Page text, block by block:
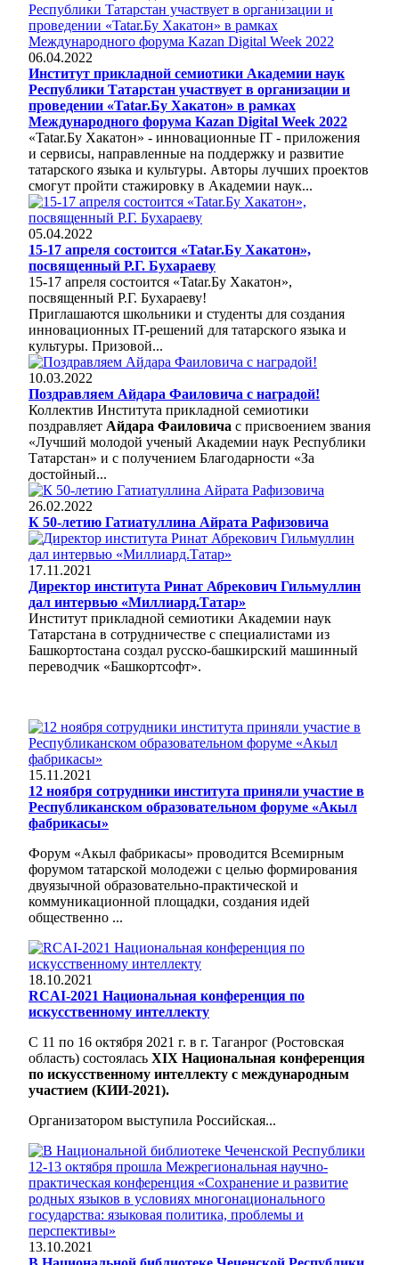
06.04.2022
Институт прикладной семиотики Академии наук
Республики Татарстан участвует в организации и
проведении «Tatar.Бу Хакатон» в рамках
Международного форума Kazan Digital Week 2022
«Tatar.Бу Хакатон» - инновационные IT - приложения
и сервисы, направленные на поддержку и развитие
татарского языка и культуры. Авторы лучших проектов
смогут пройти стажировку в Академии наук...
05.04.2022
15-17 апреля состоится «Tatar.Бу Хакатон»,
посвященный Р.Г. Бухараеву
15-17 апреля состоится «Tatar.Бу Хакатон»,
посвященный Р.Г. Бухараеву!
Приглашаются школьники и студенты для создания
инновационных IT-решений для татарского языка и
культуры. Призовой...
10.03.2022
Поздравляем Айдара Фаиловича с наградой!
Коллектив Института прикладной семиотики
поздравляет Айдара Фаиловича с присвоением звания
«Лучший молодой ученый Академии наук Республики
Татарстан» и с получением Благодарности «За
достойный...
26.02.2022
К 50-летию Гатиатуллина Айрата Рафизовича
17.11.2021
Директор института Ринат Абрекович Гильмуллин
дал интервью «Миллиард.Татар»
Институт прикладной семиотики Академии наук
Татарстана в сотрудничестве с специалистами из
Башкортостана создал русско-башкирский машинный
переводчик «Башкортсофт».
15.11.2021
12 ноября сотрудники института приняли участие в
Республиканском образовательном форуме «Акыл
фабрикасы»
Форум «Акыл фабрикасы» проводится Всемирным
форумом татарской молодежи с целью формирования
двуязычной образовательно-практической и
коммуникационной площадки, создания идей
общественно ...
18.10.2021
RCAI-2021 Национальная конференция по
искусственному интеллекту
С 11 по 16 октября 2021 г. в г. Таганрог (Ростовская
область) состоялась XIX Национальная конференция
по искусственному интеллекту с международным
участием (КИИ-2021).
Организатором выступила Российская...
13.10.2021